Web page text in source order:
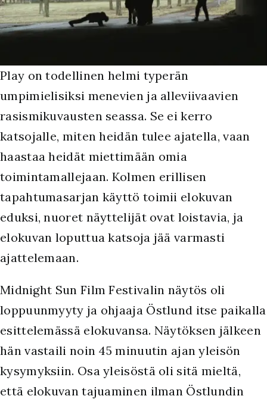
Play on todellinen helmi typerän
umpimielisiksi menevien ja alleviivaavien
rasismikuvausten seassa. Se ei kerro
katsojalle, miten heidän tulee ajatella, vaan
haastaa heidät miettimään omia
toimintamallejaan. Kolmen erillisen
tapahtumasarjan käyttö toimii elokuvan
eduksi, nuoret näyttelijät ovat loistavia, ja
elokuvan loputtua katsoja jää varmasti
ajattelemaan.
Midnight Sun Film Festivalin näytös oli
loppuunmyyty ja ohjaaja Östlund itse paikalla
esittelemässä elokuvansa. Näytöksen jälkeen
hän vastaili noin 45 minuutin ajan yleisön
kysymyksiin. Osa yleisöstä oli sitä mieltä,
että elokuvan tajuaminen ilman Östlundin